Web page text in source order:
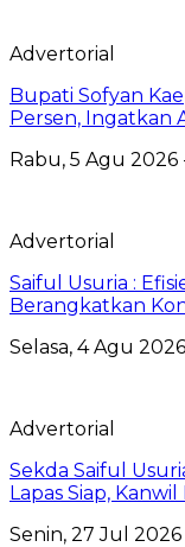
Advertorial
Bupati Sofyan
Persen, Ingatkan
Rabu, 5 Agu 2026
Advertorial
Saiful Usuria :
Berangkatkan
Selasa, 4 Agu
Advertorial
Sekda Saiful
Lapas Siap,
Senin, 27 Jul 2026